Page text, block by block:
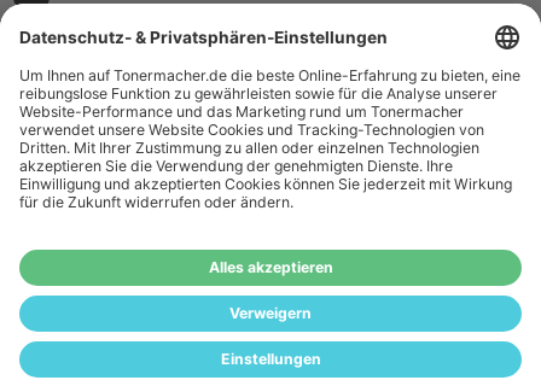
¹ Nur gültig für den Versand innerhalb Deutschlands. Befindet sich ein Warenwert
von mindestens 35€ (inkl. Mwst.) an Ampertec Artikeln in Ihrem Warenkorb, ist der
Versand für Sie kostenfrei.
Das Angebot von tonermacher.de richtet sich
nicht an Wiederverkäufer. Wenn Sie Wiederverkäufer sind,
registrieren Sie sich bitte in unserem Händler-Portal